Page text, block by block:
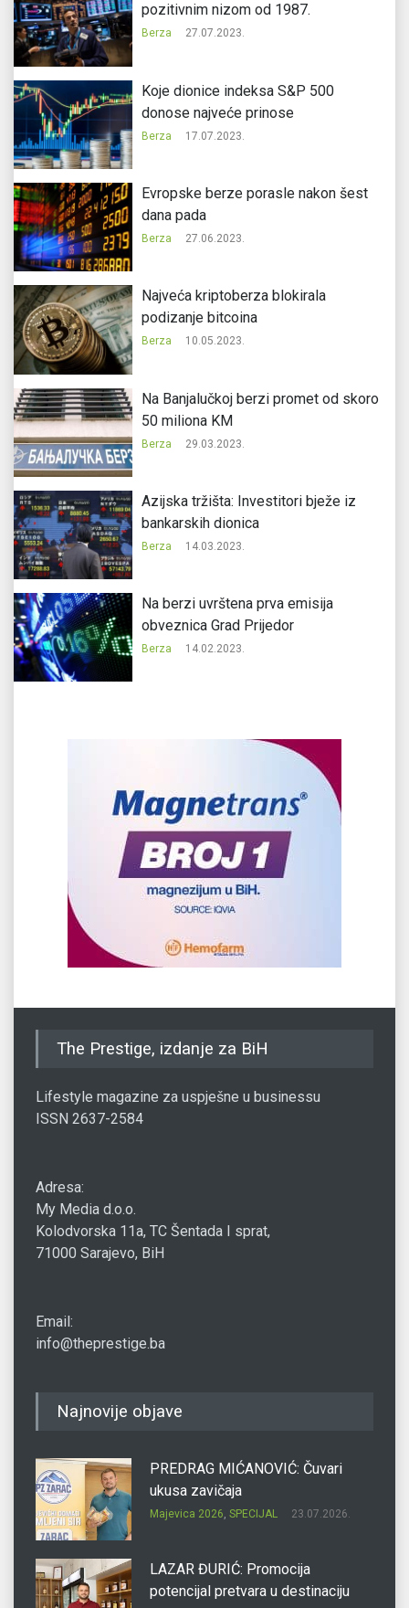
pozitivnim nizom od 1987.
Berza 27.07.2023.
Koje dionice indeksa S&P 500
donose najveće prinose
Berza 17.07.2023.
Evropske berze porasle nakon šest
dana pada
Berza 27.06.2023.
Najveća kriptoberza blokirala
podizanje bitcoina
Berza 10.05.2023.
Na Banjalučkoj berzi promet od skoro
50 miliona KM
Berza 29.03.2023.
Azijska tržišta: Investitori bježe iz
bankarskih dionica
Berza 14.03.2023.
Na berzi uvrštena prva emisija
obveznica Grad Prijedor
Berza 14.02.2023.
The Prestige, izdanje za BiH
Lifestyle magazine za uspješne u businessu
ISSN 2637-2584
Adresa:
My Media d.o.o.
Kolodvorska 11a, TC Šentada I sprat,
71000 Sarajevo, BiH
Email:
info@theprestige.ba
Najnovije objave
PREDRAG MIĆANOVIĆ: Čuvari
ukusa zavičaja
Majevica 2026, SPECIJAL 23.07.2026.
LAZAR ĐURIĆ: Promocija
potencijal pretvara u destinaciju